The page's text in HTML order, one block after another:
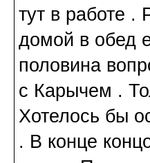
тут в работе .
домой в обед
половина
с Карычем .
Хотелось бы
. В конце